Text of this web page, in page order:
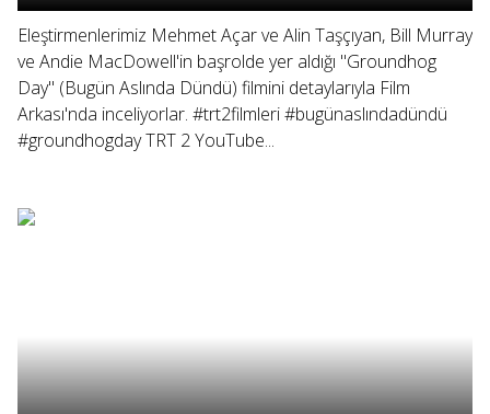
Eleştirmenlerimiz Mehmet Açar ve Alin Taşçıyan, Bill Murray
ve Andie MacDowell'in başrolde yer aldığı "Groundhog
Day" (Bugün Aslında Dündü) filmini detaylarıyla Film
Arkası'nda inceliyorlar. #trt2filmleri #bugünaslındadündü
#groundhogday TRT 2 YouTube...